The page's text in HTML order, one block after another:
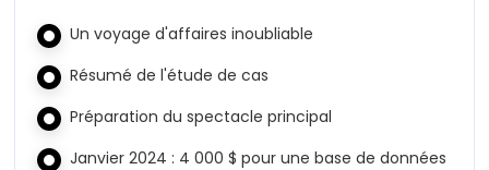
Un voyage d'affaires inoubliable
Résumé de l'étude de cas
Préparation du spectacle principal
Janvier 2024 : 4 000 $ pour une base de données